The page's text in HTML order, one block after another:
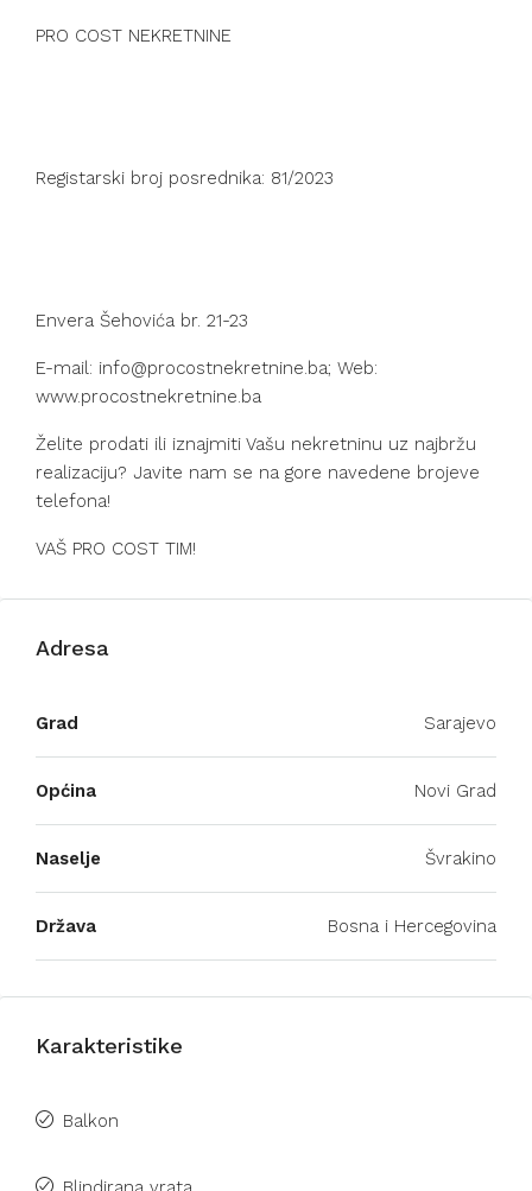
PRO COST NEKRETNINE
Registarski broj posrednika: 81/2023
Envera Šehovića br. 21-23
E-mail: info@procostnekretnine.ba; Web:
www.procostnekretnine.ba
Želite prodati ili iznajmiti Vašu nekretninu uz najbržu
realizaciju? Javite nam se na gore navedene brojeve
telefona!
VAŠ PRO COST TIM!
Adresa
Grad Sarajevo
Općina Novi Grad
Naselje Švrakino
Država Bosna i Hercegovina
Karakteristike
Balkon